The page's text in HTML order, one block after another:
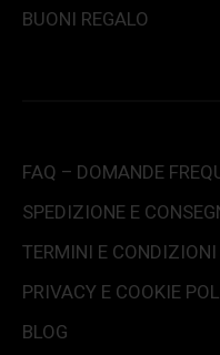
BUONI REGALO
FAQ – DOMANDE
SPEDIZIONE E
TERMINI E CONDIZIONI
PRIVACY E COOKIE
BLOG